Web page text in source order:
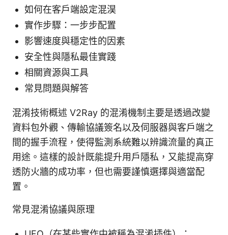
如何在客戶端設定混淏
實作步驟：一步步配置
影響速度與穩定性的因素
安全性與隱私最佳實踐
相關資源與工具
常見問題與解答
混淆技術概述 V2Ray 的混淆機制主要是透過改變
資料包外觀、傳輸協議簽名以及伺服器與客戶端之
間的握手流程，使得監測系統難以辨識流量的真正
用途。這樣的設計既能提升用戶隱私，又能提高穿
透防火牆的成功率，但也需要謹慎選擇與適當配
置。
常見混淆協議與原理